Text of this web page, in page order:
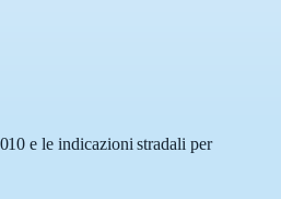
e le indicazioni stradali per